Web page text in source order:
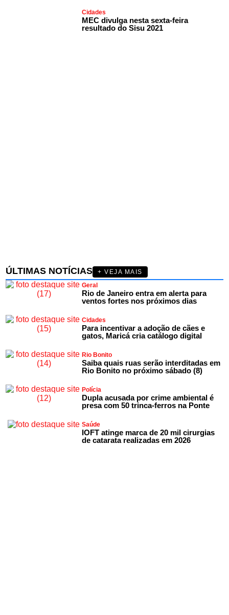
Cidades
MEC divulga nesta sexta-feira
resultado do Sisu 2021
ÚLTIMAS NOTÍCIAS
+ VEJA MAIS
Geral
Rio de Janeiro entra em alerta para
ventos fortes nos próximos dias
Cidades
Para incentivar a adoção de cães e
gatos, Maricá cria catálogo digital
Rio Bonito
Saiba quais ruas serão interditadas em
Rio Bonito no próximo sábado (8)
Polícia
Dupla acusada por crime ambiental é
presa com 50 trinca-ferros na Ponte
Saúde
IOFT atinge marca de 20 mil cirurgias
de catarata realizadas em 2026